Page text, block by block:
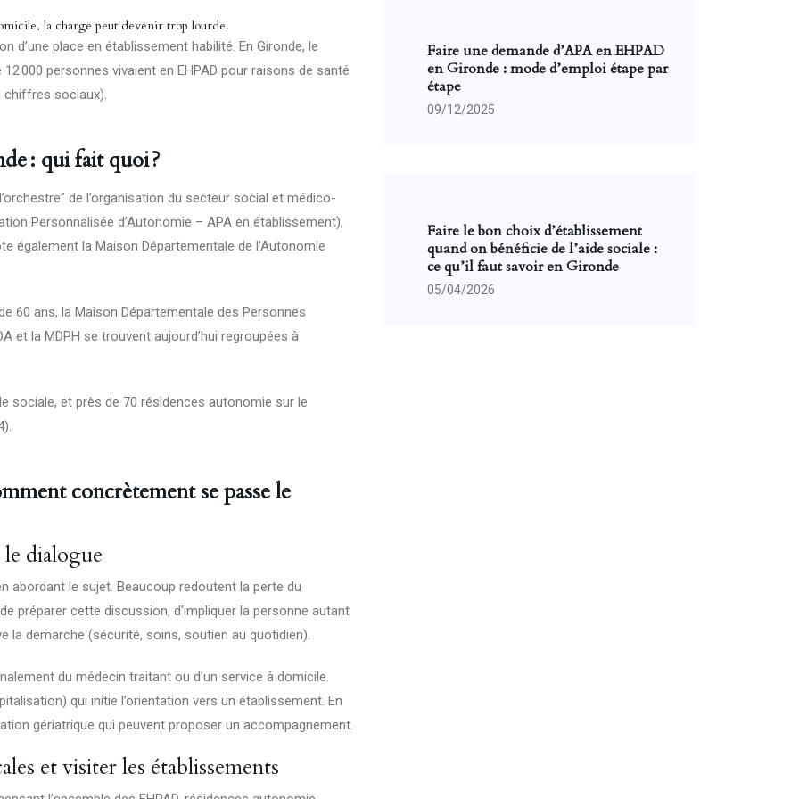
la charge peut devenir trop lourde.
d’une place en établissement habilité. En Gironde, le
000 personnes vivaient en EHPAD pour raisons de santé
chiffres sociaux).
: qui fait quoi ?
de l’organisation du secteur social et médico-
Personnalisée d’Autonomie – APA en établissement),
également la Maison Départementale de l’Autonomie
60 ans, la Maison Départementale des Personnes
et la MDPH se trouvent aujourd’hui regroupées à
sociale, et près de 70 résidences autonomie sur le
concrètement se passe le
dialogue
abordant le sujet. Beaucoup redoutent la perte du
préparer cette discussion, d'impliquer la personne autant
la démarche (sécurité, soins, soutien au quotidien).
du médecin traitant ou d’un service à domicile.
qui initie l’orientation vers un établissement. En
gériatrique qui peuvent proposer un accompagnement.
et visiter les établissements
Faire une demande d’APA en EHPAD
en Gironde : mode d’emploi étape par
étape
09/12/2025
Faire le bon choix d’établissement
quand on bénéficie de l’aide sociale :
ce qu’il faut savoir en Gironde
05/04/2026